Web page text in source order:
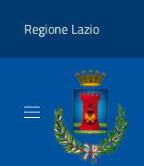
Regione Lazio